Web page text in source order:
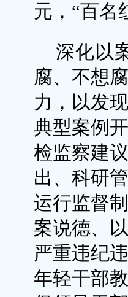
元，“百名
深化以
腐、不想
力，以发
典型案例
检监察建
出、科研
运行监督
案说德、
严重违纪
年轻干部